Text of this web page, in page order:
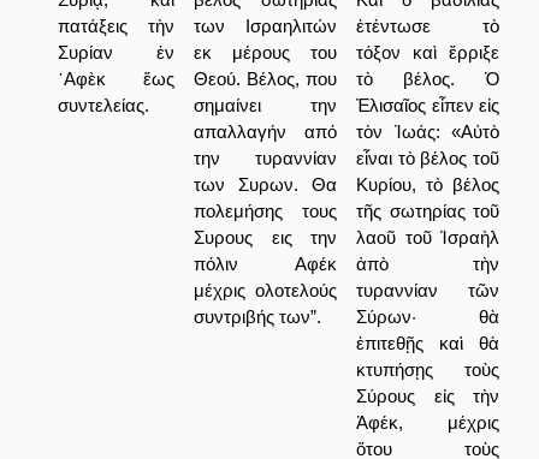
πατάξεις τὴν
Συρίαν ἐν
᾿Αφὲκ ἕως
συντελείας.
των Ισραηλιτών
εκ μέρους του
Θεού. Βέλος, που
σημαίνει την
απαλλαγήν από
την τυραννίαν
των Συρων. Θα
πολεμήσης τους
Συρους εις την
πόλιν Αφέκ
μέχρις ολοτελούς
συντριβής των”.
ἐτέντωσε τὸ
τόξον καὶ ἔρριξε
τὸ βέλος. Ὁ
Ἐλισαῖος εἶπεν εἰς
τὸν Ἰωάς: «Αὐτὸ
εἶναι τὸ βέλος τοῦ
Κυρίου, τὸ βέλος
τῆς σωτηρίας τοῦ
λαοῦ τοῦ Ἰσραὴλ
ἀπὸ τὴν
τυραννίαν τῶν
Σύρων· θὰ
ἐπιτεθῇς καὶ θὰ
κτυπήσῃς τοὺς
Σύρους εἰς τὴν
Ἀφέκ, μέχρις
ὅτου τοὺς